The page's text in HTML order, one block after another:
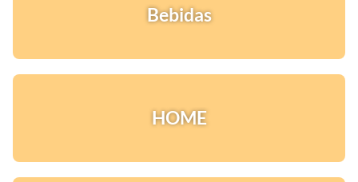
emprendimiento!
Bebidas
HOME